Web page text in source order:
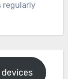
regularly